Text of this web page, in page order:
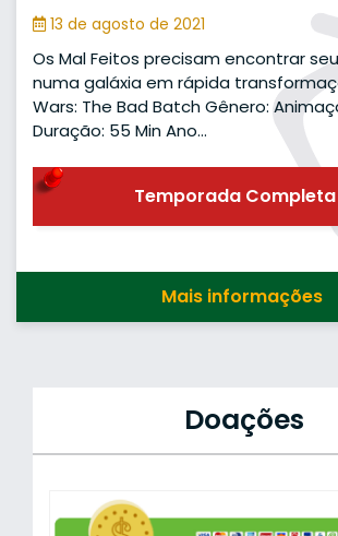
13 de agosto de 2021
Os Mal Feitos precisam encontrar
numa galáxia em rápida
Wars: The Bad Batch Gênero:
Duração: 55 Min Ano…
Temporada Completa
Mais informações
Doações